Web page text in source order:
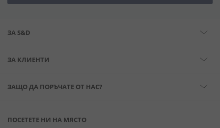
ЗА S&D
ЗА КЛИЕНТИ
ЗАЩО ДА ПОРЪЧАТЕ ОТ НАС?
ПОСЕТЕТЕ НИ НА МЯСТО